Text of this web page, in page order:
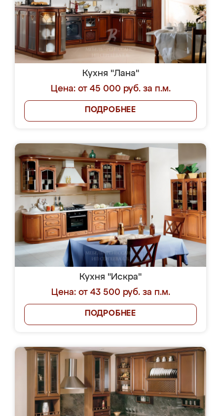
Кухня "Лана"
Цена: от 45 000 руб. за п.м.
ПОДРОБНЕЕ
Кухня "Искра"
Цена: от 43 500 руб. за п.м.
ПОДРОБНЕЕ